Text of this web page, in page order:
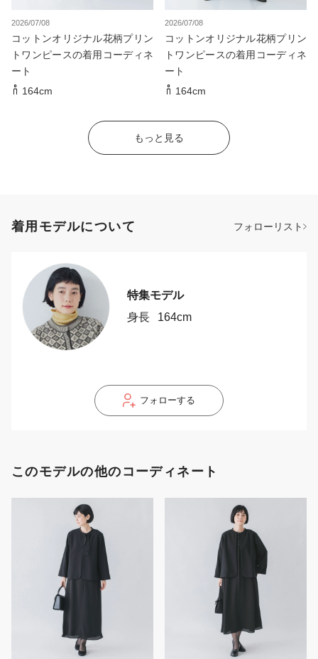
2026/07/08
コットンオリジナル花柄プリン
トワンピースの着用コーディネ
ート
164cm
2026/07/08
コットンオリジナル花柄プリン
トワンピースの着用コーディネ
ート
164cm
もっと見る
着用モデルについて フォローリスト
特集モデル
身長
164cm
フォローする
このモデルの他のコーディネート